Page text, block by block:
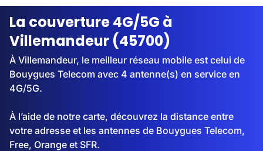
Streaming
La couverture 4G/5G à
Villemandeur (45700)
À Villemandeur, le meilleur réseau mobile est celui de
Bouygues Telecom avec 4 antenne(s) en service en
4G/5G.
À l’aide de notre carte, découvrez la distance entre
votre adresse et les antennes de Bouygues Telecom,
Free, Orange et SFR.